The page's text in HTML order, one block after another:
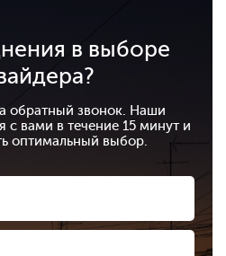
в выборе
обратный звонок. Наши
с вами в течение 15 минут и
оптимальный выбор.